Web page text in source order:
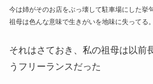
今は姉がそのお店をぶっ壊して駐車場にした挙
祖母は色んな意味で生きがいを地味に失ってる。
それはさておき、私の祖母は以前
うフリーランスだった